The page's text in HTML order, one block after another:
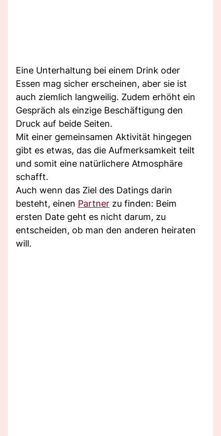
Eine Unterhaltung bei einem Drink oder
Essen mag sicher erscheinen, aber sie ist
auch ziemlich langweilig. Zudem erhöht ein
Gespräch als einzige Beschäftigung den
Druck auf beide Seiten.
Mit einer gemeinsamen Aktivität hingegen
gibt es etwas, das die Aufmerksamkeit teilt
und somit eine natürlichere Atmosphäre
schafft.
Auch wenn das Ziel des Datings darin
besteht, einen Partner zu finden: Beim
ersten Date geht es nicht darum, zu
entscheiden, ob man den anderen heiraten
will.